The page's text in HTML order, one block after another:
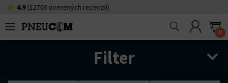
overených recenzií)
0
Filter